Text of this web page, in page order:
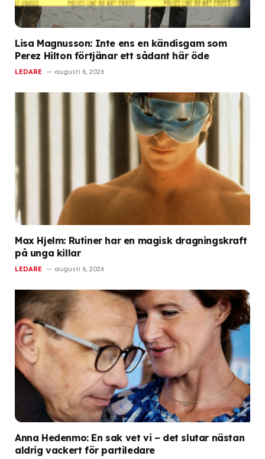
Lisa Magnusson: Inte ens en kändisgam som
Perez Hilton förtjänar ett sådant här öde
LEDARE augusti 6, 2026
Max Hjelm: Rutiner har en magisk dragningskraft
på unga killar
LEDARE augusti 6, 2026
Anna Hedenmo: En sak vet vi – det slutar nästan
aldrig vackert för partiledare